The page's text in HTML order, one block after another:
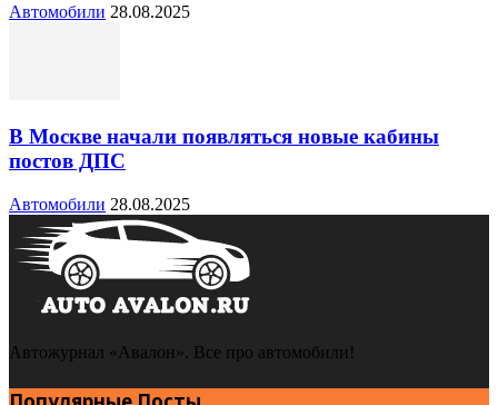
Автомобили 28.08.2025
В Москве начали появляться новые кабины
постов ДПС
Автомобили 28.08.2025
Автожурнал «Авалон». Все про автомобили!